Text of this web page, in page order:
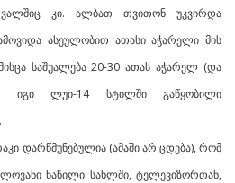
კი. ალბათ თვითონ უკვირდა
ასეულობით ათასი აჭარელი მის
საშუალება 20-30 ათას აჭარელ (და
იგი ლუი-14 სტილში გაწყობილი
დარწმუნებულია (ამაში არ ცდება), რომ
ნაწილი სახლში, ტელევიზორთან,